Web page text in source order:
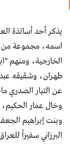
يذكر أحد أساتذة
اسمه، مجموعة من
الخارجية، ومنهم
طهران، وشقيقه
عن التيار الصدري
وخال عمار الحكيم،
وبنت إبراهيم
البرزاني سفيراً